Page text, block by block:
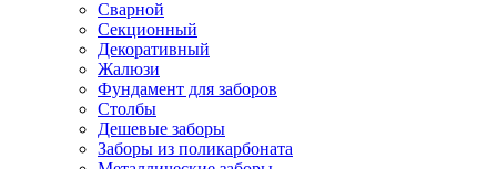
Сварной
Секционный
Декоративный
Жалюзи
Фундамент для заборов
Столбы
Дешевые заборы
Заборы из поликарбоната